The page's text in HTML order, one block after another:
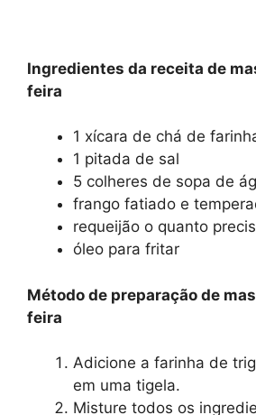
Ingredientes da receita de
feira
1 xícara de chá de
1 pitada de sal
5 colheres de sopa de
frango fatiado e
requeijão o quanto
óleo para fritar
Método de preparação de
feira
Adicione a farinha de
em uma tigela.
Misture todos os